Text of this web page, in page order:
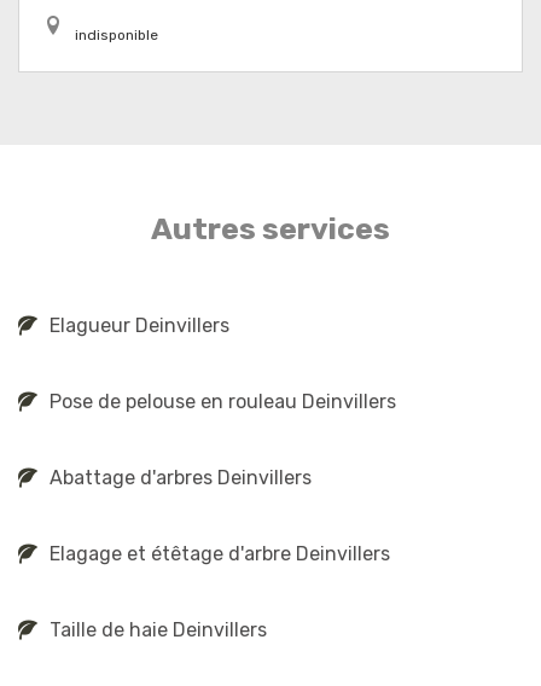
indisponible
Autres services
Elagueur Deinvillers
Pose de pelouse en rouleau Deinvillers
Abattage d'arbres Deinvillers
Elagage et étêtage d'arbre Deinvillers
Taille de haie Deinvillers